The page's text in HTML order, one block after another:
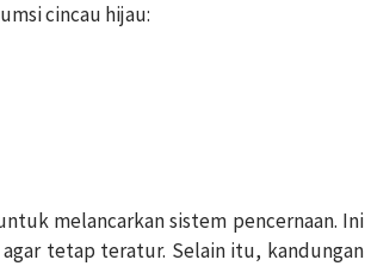
cincau hijau:
melancarkan sistem pencernaan. Ini
tetap teratur. Selain itu, kandungan